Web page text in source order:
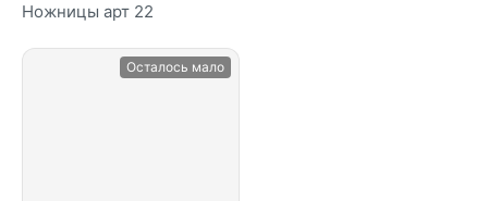
Ножницы арт 22
Осталось мало